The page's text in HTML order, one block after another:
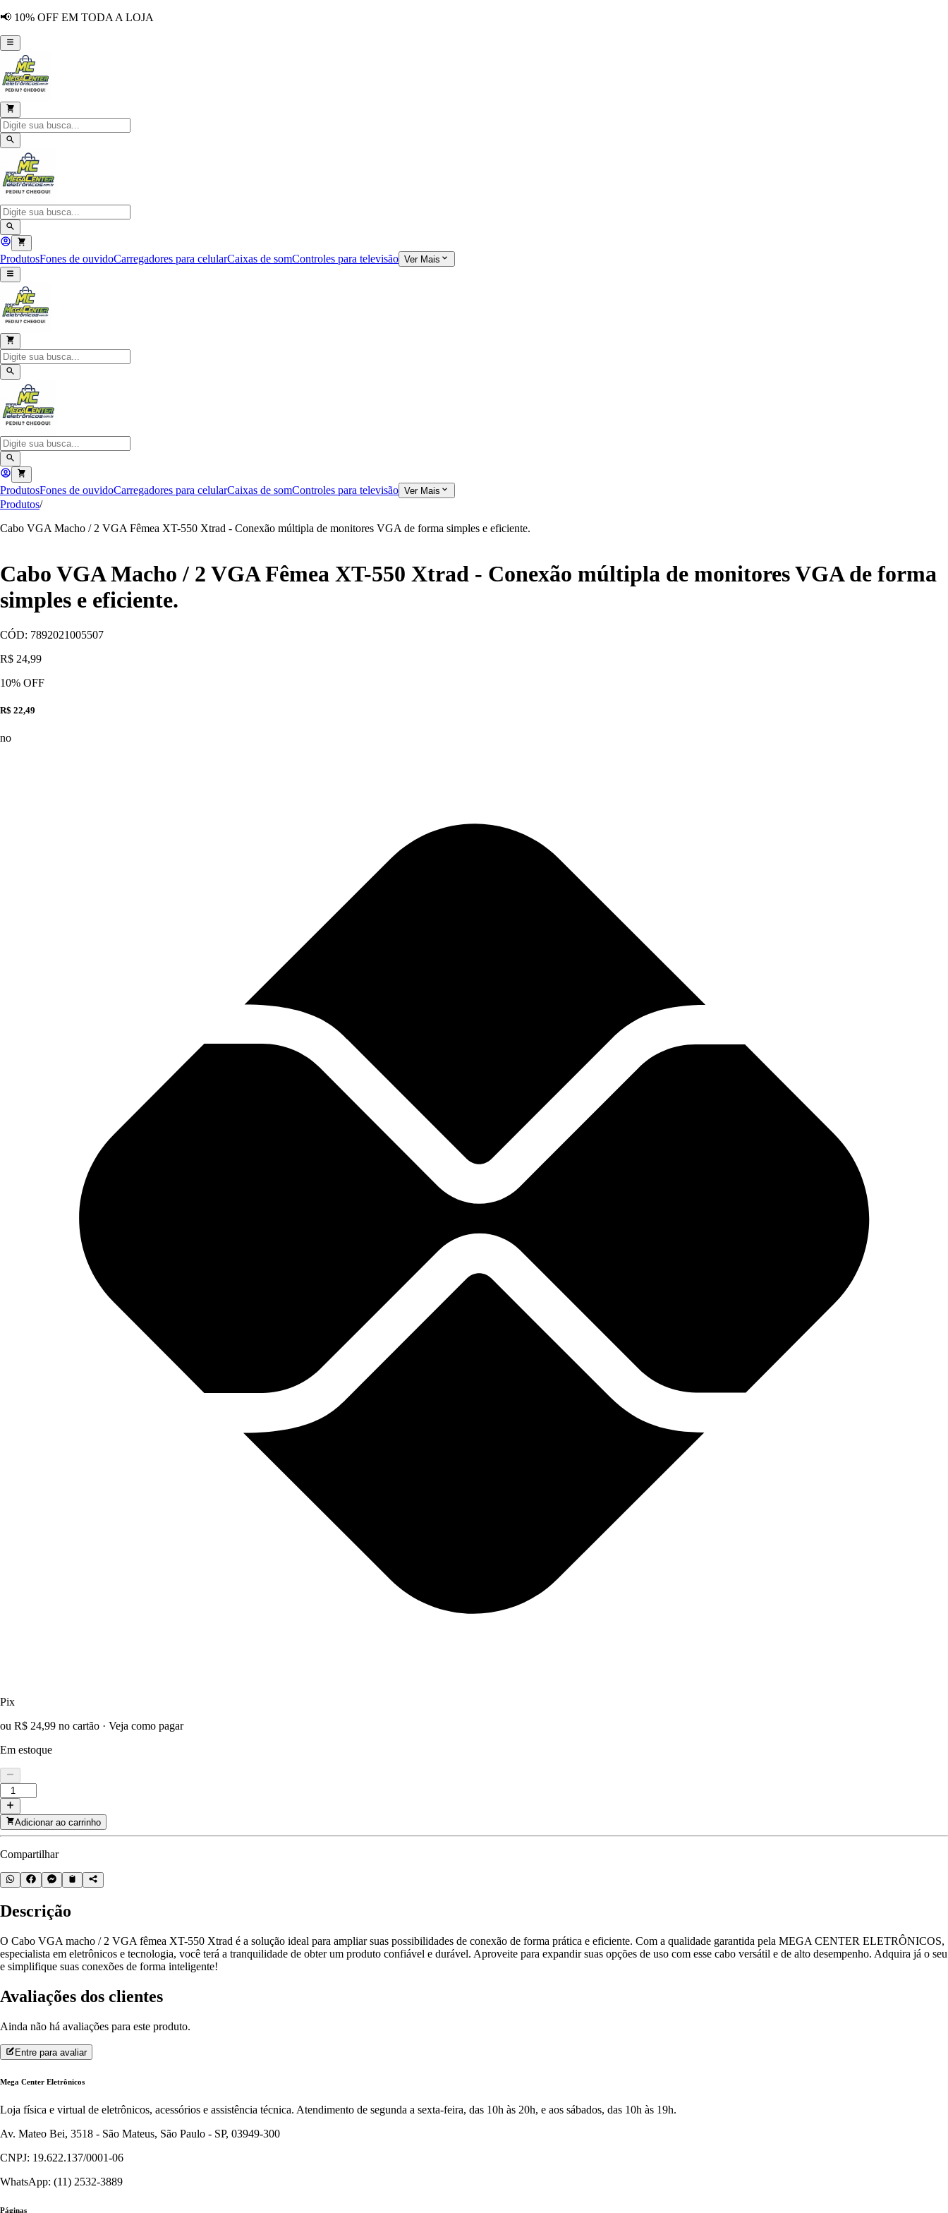
📢 10% OFF EM TODA A LOJA
ProdutosFones de ouvidoCarregadores para celularCaixas de somControles para televisão Ver Mais
ProdutosFones de ouvidoCarregadores para celularCaixas de somControles para televisão Ver Mais
Produtos/
Cabo VGA Macho / 2 VGA Fêmea XT-550 Xtrad - Conexão múltipla de monitores VGA de forma simples e eficiente.
Cabo VGA Macho / 2 VGA Fêmea XT-550 Xtrad - Conexão múltipla de monitores VGA de forma
simples e eficiente.
CÓD: 7892021005507
R$ 24,99
10% OFF
R$ 22,49
no
Pix
ou R$ 24,99 no cartão · Veja como pagar
Em estoque
Adicionar ao carrinho
Compartilhar
Descrição
O Cabo VGA macho / 2 VGA fêmea XT-550 Xtrad é a solução ideal para ampliar suas possibilidades de conexão de forma prática e eficiente. Com a qualidade garantida pela MEGA CENTER ELETRÔNICOS,
especialista em eletrônicos e tecnologia, você terá a tranquilidade de obter um produto confiável e durável. Aproveite para expandir suas opções de uso com esse cabo versátil e de alto desempenho. Adquira já o seu
e simplifique suas conexões de forma inteligente!
Avaliações dos clientes
Ainda não há avaliações para este produto.
Entre para avaliar
Mega Center Eletrônicos
Loja física e virtual de eletrônicos, acessórios e assistência técnica. Atendimento de segunda a sexta-feira, das 10h às 20h, e aos sábados, das 10h às 19h.
Av. Mateo Bei, 3518 - São Mateus, São Paulo - SP, 03949-300
CNPJ: 19.622.137/0001-06
WhatsApp: (11) 2532-3889
Páginas